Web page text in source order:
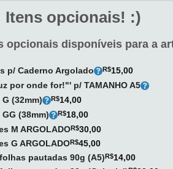
Itens opcionais! :)
opcionais disponíveis para a
p/ Caderno Argolado R$15,00
por onde for!"' p/ TAMANHO A5
(32mm)
R$14,00
(38mm)
R$18,00
M ARGOLADOR$30,00
G ARGOLADOR$45,00
pautadas 90g (A5)R$14,00